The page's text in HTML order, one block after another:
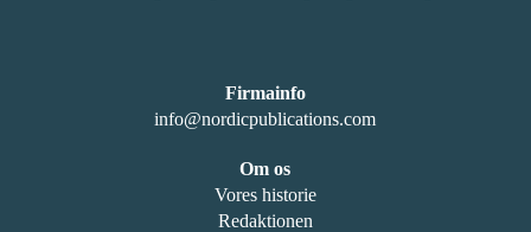
Firmainfo
info@nordicpublications.com
Om os
Vores historie
Redaktionen